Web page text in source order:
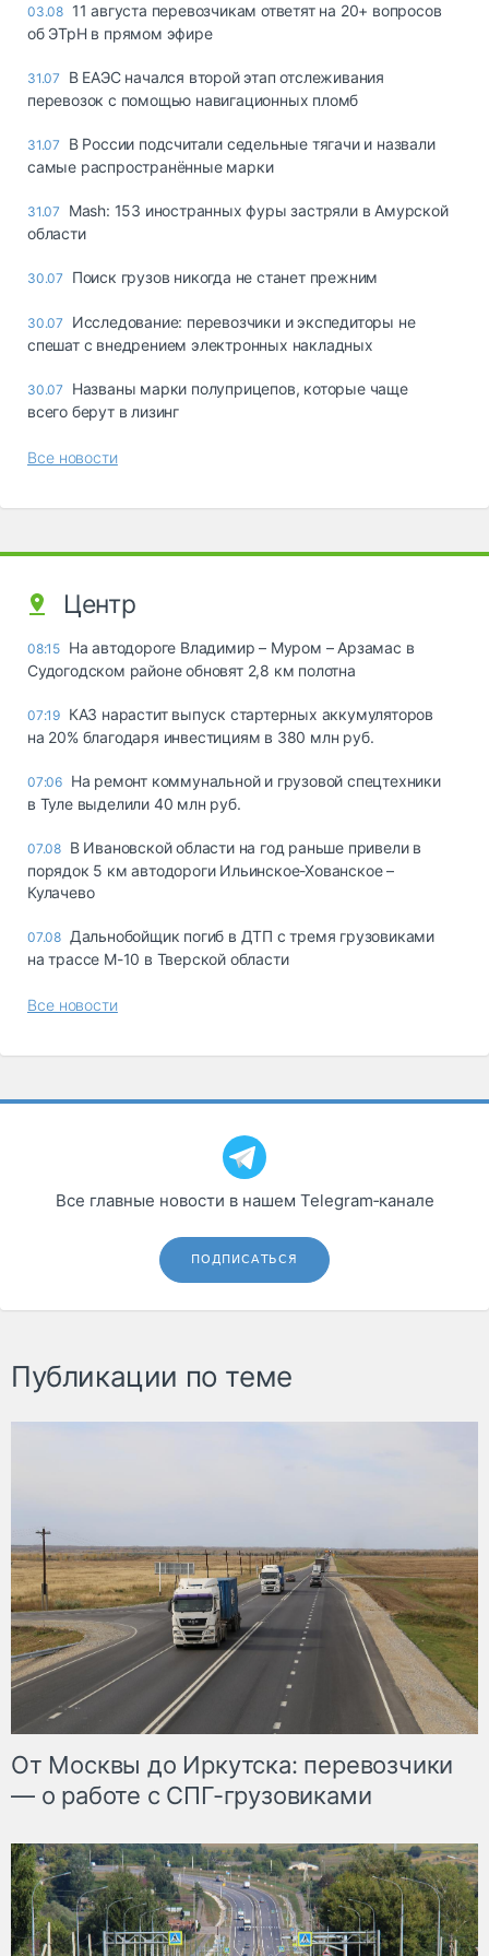
03.08 11 августа перевозчикам ответят на 20+ вопросов
об ЭТрН в прямом эфире
31.07
В ЕАЭС начался второй этап отслеживания
перевозок с помощью навигационных пломб
31.07
В России подсчитали седельные тягачи и назвали
самые распространённые марки
31.07
Mash: 153 иностранных фуры застряли в Амурской
области
30.07 Поиск грузов никогда не станет прежним
30.07
Исследование: перевозчики и экспедиторы не
спешат с внедрением электронных накладных
30.07
Названы марки полуприцепов, которые чаще
всего берут в лизинг
Все новости
Центр
08:15 На автодороге Владимир – Муром – Арзамас в
Судогодском районе обновят 2,8 км полотна
07:19 КАЗ нарастит выпуск стартерных аккумуляторов
на 20% благодаря инвестициям в 380 млн руб.
07:06 На ремонт коммунальной и грузовой спецтехники
в Туле выделили 40 млн руб.
07.08 В Ивановской области на год раньше привели в
порядок 5 км автодороги Ильинское-Хованское –
Кулачево
07.08 Дальнобойщик погиб в ДТП с тремя грузовиками
на трассе М-10 в Тверской области
Все новости
Все главные новости в нашем Telegram‑канале
ПОДПИСАТЬСЯ
Публикации по теме
От Москвы до Иркутска: перевозчики
— о работе с СПГ-грузовиками